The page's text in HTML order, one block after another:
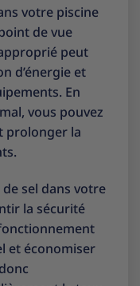
votre piscine
de vue
peut
d’énergie et
En
vous pouvez
prolonger la
sel dans votre
la sécurité
et économiser